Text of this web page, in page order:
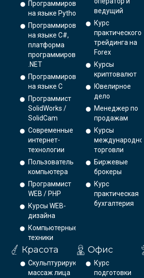
Программирование
на языке Python.
Программирование
на языке C#,
платформа
программирования
.NET
Программирование
на языке С
Программист
SolidWorks /
SolidCam
Современные
интернет-
технологии
Пользователь
компьютера
Программист
WEB / PHP
Курсы WEB-
дизайна
Компьютерные
техники
ведущий
Курс
практического
трейдинга на
Forex
Курсы
криптовалют
Ювелирное
дело
Менеджер по
продажам
Курсы
международной
торговли
Биржевые
брокеры
Курс
практическая
бухгалтерия
Красота
Скульптурирующий
массаж лица
Офис
Курс
подготовки